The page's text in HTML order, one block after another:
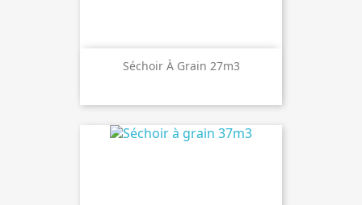
Séchoir À Grain 27m3